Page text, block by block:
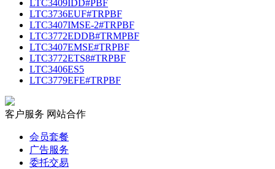
LTC3409IDD#PBF
LTC3736EUF#TRPBF
LTC3407IMSE-2#TRPBF
LTC3772EDDB#TRMPBF
LTC3407EMSE#TRPBF
LTC3772ETS8#TRPBF
LTC3406ES5
LTC3779EFE#TRPBF
客户服务 网站合作
会员套餐
广告服务
委托交易